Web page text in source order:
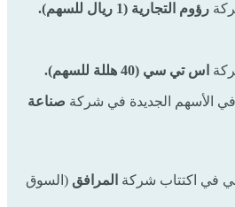
رؤوم التجارية (1 ريال للسهم).
اس تي سي (40 هللة للسهم).
في الأسهم الجديدة في شركة صناعة
في اكتتاب شركة المرافق (السوق